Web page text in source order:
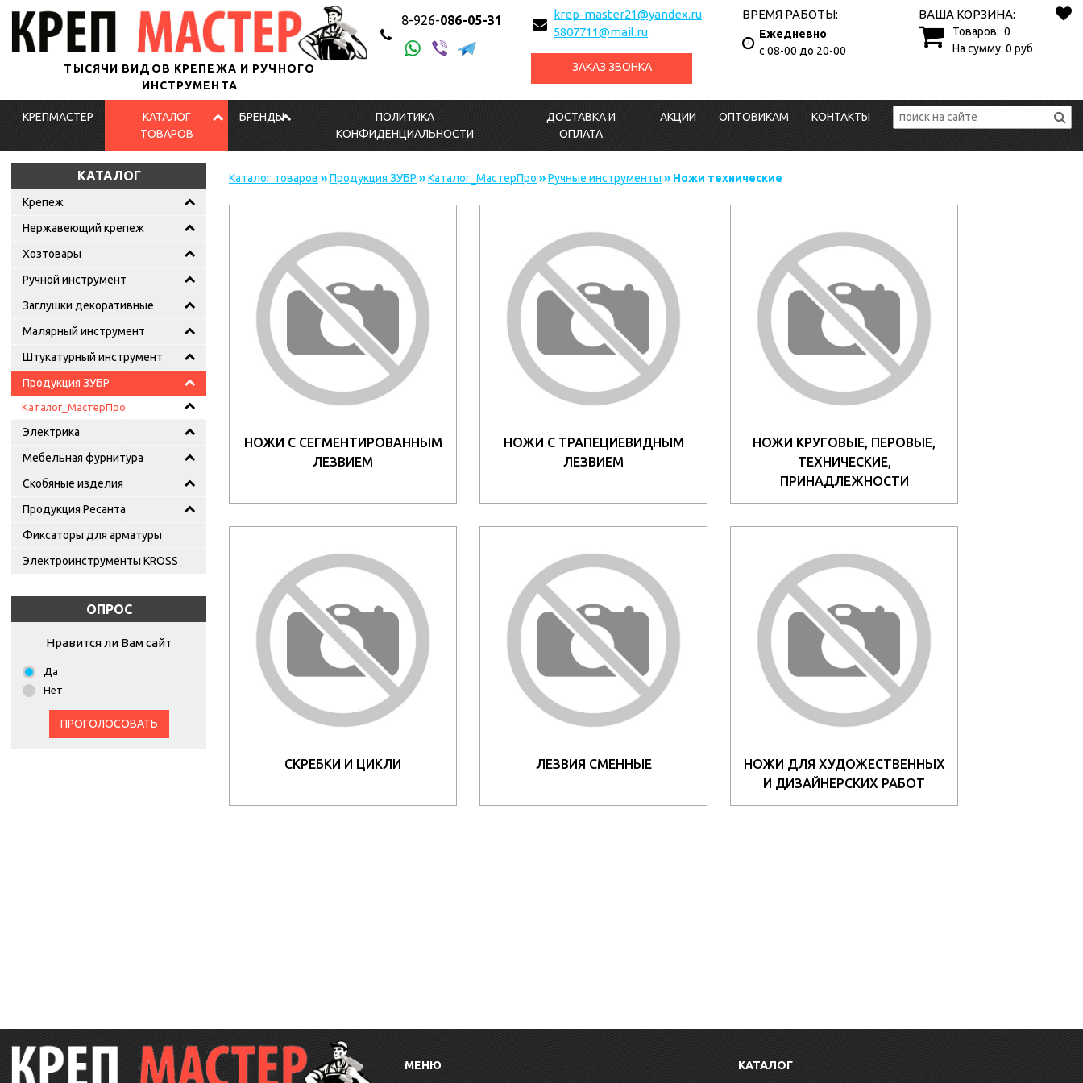
ТЫСЯЧИ ВИДОВ КРЕПЕЖА И РУЧНОГО
ИНСТРУМЕНТА
8-926-086-05-31
krep-master21@yandex.ru
5807711@mail.ru
ЗАКАЗ ЗВОНКА
ВРЕМЯ РАБОТЫ:
Ежедневно
с 08-00 до 20-00
ВАША КОРЗИНА:
Товаров: 0
На сумму: 0 руб
КРЕПМАСТЕР
КАТАЛОГ
ТОВАРОВ
БРЕНДЫ
ПОЛИТИКА
КОНФИДЕНЦИАЛЬНОСТИ
ДОСТАВКА И
ОПЛАТА
АКЦИИ ОПТОВИКАМ КОНТАКТЫ
КАТАЛОГ
Крепеж
Нержавеющий крепеж
Хозтовары
Ручной инструмент
Заглушки декоративные
Малярный инструмент
Штукатурный инструмент
Продукция ЗУБР
Каталог_МастерПро
Электрика
Мебельная фурнитура
Скобяные изделия
Продукция Ресанта
Фиксаторы для арматуры
Электроинструменты KROSS
ОПРОС
Нравится ли Вам сайт
Да
Нет
ПРОГОЛОСОВАТЬ
Каталог товаров »Продукция ЗУБР »Каталог_МастерПро »Ручные инструменты » Ножи технические
НОЖИ С СЕГМЕНТИРОВАННЫМ
ЛЕЗВИЕМ
НОЖИ С ТРАПЕЦИЕВИДНЫМ
ЛЕЗВИЕМ
НОЖИ КРУГОВЫЕ, ПЕРОВЫЕ,
ТЕХНИЧЕСКИЕ,
ПРИНАДЛЕЖНОСТИ
СКРЕБКИ И ЦИКЛИ ЛЕЗВИЯ СМЕННЫЕ
НОЖИ ДЛЯ ХУДОЖЕСТВЕННЫХ
И ДИЗАЙНЕРСКИХ РАБОТ
МЕНЮ
КАТАЛОГ